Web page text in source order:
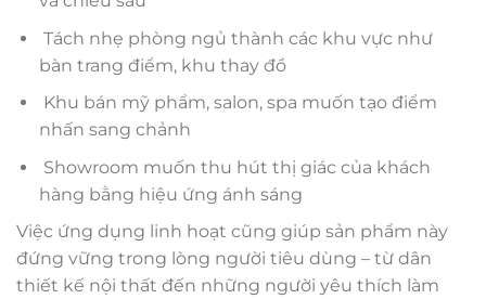
Tách nhẹ phòng ngủ thành các khu vực như
bàn trang điểm, khu thay đồ
Khu bán mỹ phẩm, salon, spa muốn tạo điểm
nhấn sang chảnh
Showroom muốn thu hút thị giác của khách
hàng bằng hiệu ứng ánh sáng
Việc ứng dụng linh hoạt cũng giúp sản phẩm này
đứng vững trong lòng người tiêu dùng – từ dân
thiết kế nội thất đến những người yêu thích làm